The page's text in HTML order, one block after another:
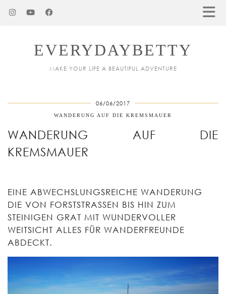
EVERYDAYBETTY
MAKE YOUR LIFE A BEAUTIFUL ADVENTURE
06/06/2017
WANDERUNG AUF DIE KREMSMAUER
WANDERUNG AUF DIE
KREMSMAUER
EINE ABWECHSLUNGSREICHE WANDERUNG
DIE VON FORSTSTRASSEN BIS HIN ZUM S
TEINIGEN GRAT MIT WUNDERVOLLER W
EITSICHT ALLES FÜR WANDERFREUNDE A
BDECKT.